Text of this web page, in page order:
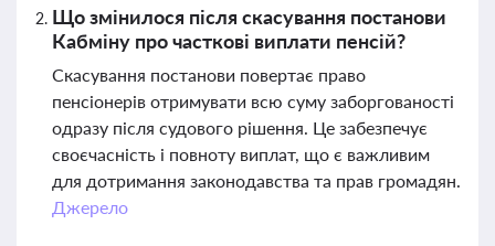
Що змінилося після скасування постанови
Кабміну про часткові виплати пенсій?
Скасування постанови повертає право
пенсіонерів отримувати всю суму заборгованості
одразу після судового рішення. Це забезпечує
своєчасність і повноту виплат, що є важливим
для дотримання законодавства та прав громадян.
Джерело